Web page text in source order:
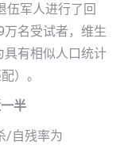
伍军人进行了回
名受试者，维生
具有相似人口统计
）。
半
/自残率为